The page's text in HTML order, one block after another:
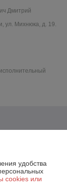
Дмитрий
ул. Михнюка, д. 19.
удобства
cookies или